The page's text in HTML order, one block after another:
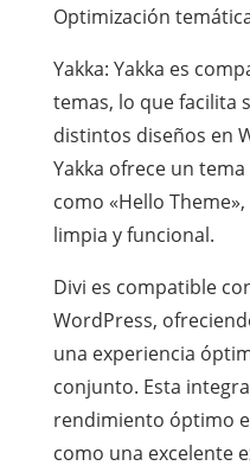
Optimización
Yakka: Yakka es
temas, lo que facilita
distintos diseños en
Yakka ofrece un
como «Hello
limpia y funcional.
Divi es compatible
WordPress,
una experiencia
conjunto. Esta
rendimiento óptimo
como una excelente